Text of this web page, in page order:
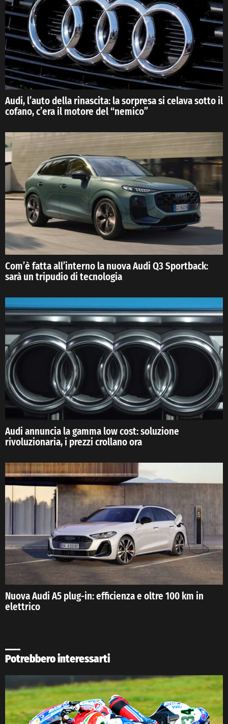
Audi, l’auto della rinascita: la sorpresa si celava sotto il
cofano, c’era il motore del “nemico”
Com’è fatta all’interno la nuova Audi Q3 Sportback:
sarà un tripudio di tecnologia
Audi annuncia la gamma low cost: soluzione
rivoluzionaria, i prezzi crollano ora
Nuova Audi A5 plug-in: efficienza e oltre 100 km in
elettrico
Potrebbero interessarti